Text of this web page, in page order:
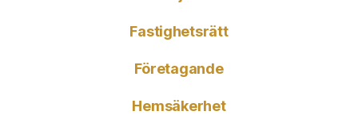
Fastighetsrätt
Företagande
Hemsäkerhet